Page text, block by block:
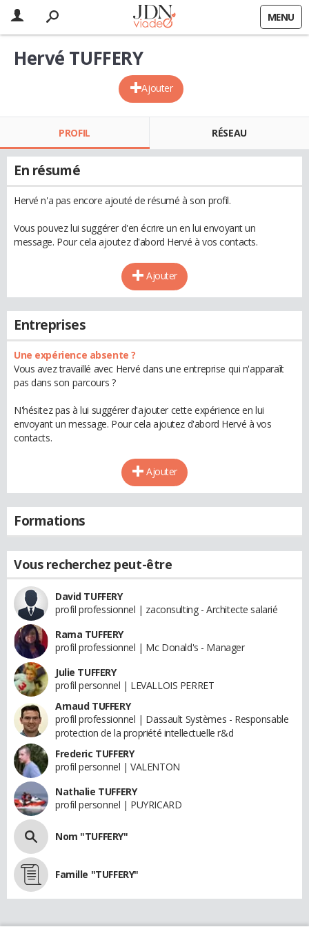
MENU
Ajouter
Hervé TUFFERY
PROFIL RÉSEAU
En résumé
Hervé n'a pas encore ajouté de résumé à son profil.
Vous pouvez lui suggérer d'en écrire un en lui envoyant un
message. Pour cela ajoutez d'abord Hervé à vos contacts.
Ajouter
Entreprises
Une expérience absente ?
Vous avez travaillé avec Hervé dans une entreprise qui n'apparaît
pas dans son parcours ?
N'hésitez pas à lui suggérer d'ajouter cette expérience en lui
envoyant un message. Pour cela ajoutez d'abord Hervé à vos
contacts.
Ajouter
Formations
Vous recherchez peut-être
David TUFFERY
profil professionnel | zaconsulting - Architecte salarié
Rama TUFFERY
profil professionnel | Mc Donald's - Manager
Julie TUFFERY
profil personnel | LEVALLOIS PERRET
Arnaud TUFFERY
profil professionnel | Dassault Systèmes - Responsable
protection de la propriété intellectuelle r&d
Frederic TUFFERY
profil personnel | VALENTON
Nathalie TUFFERY
profil personnel | PUYRICARD
Nom "TUFFERY"
Famille "TUFFERY"